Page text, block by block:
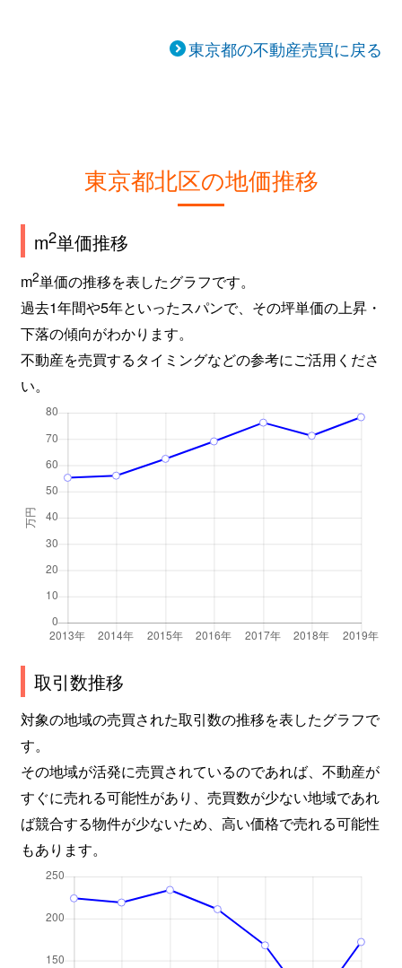
東京都の不動産売買に戻る
東京都北区の地価推移
m2単価推移
m2単価の推移を表したグラフです。
過去1年間や5年といったスパンで、その坪単価の上昇・
下落の傾向がわかります。
不動産を売買するタイミングなどの参考にご活用くださ
い。
取引数推移
対象の地域の売買された取引数の推移を表したグラフで
す。
その地域が活発に売買されているのであれば、不動産が
すぐに売れる可能性があり、売買数が少ない地域であれ
ば競合する物件が少ないため、高い価格で売れる可能性
もあります。